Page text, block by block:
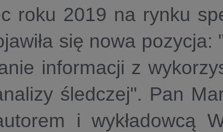
roku 2019 na rynku
się nowa pozycja:
informacji z
śledczej". Pan
i wykładowcą